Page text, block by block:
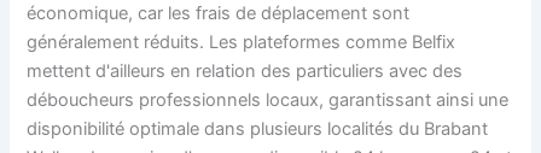
économique, car les frais de déplacement sont
généralement réduits. Les plateformes comme Belfix
mettent d'ailleurs en relation des particuliers avec des
déboucheurs professionnels locaux, garantissant ainsi une
disponibilité optimale dans plusieurs localités du Brabant